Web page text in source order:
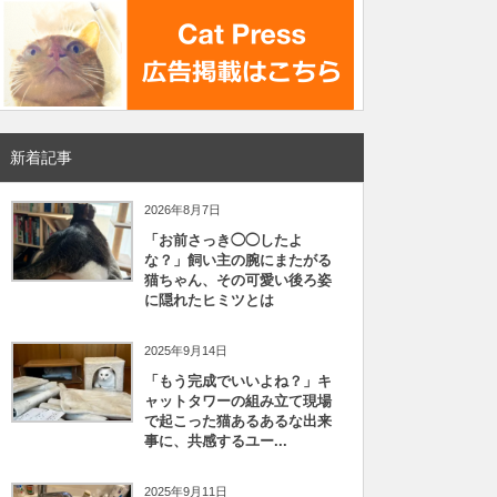
新着記事
2026年8月7日
「お前さっき◯◯したよ
な？」飼い主の腕にまたがる
猫ちゃん、その可愛い後ろ姿
に隠れたヒミツとは
2025年9月14日
「もう完成でいいよね？」キ
ャットタワーの組み立て現場
で起こった猫あるあるな出来
事に、共感するユー...
2025年9月11日